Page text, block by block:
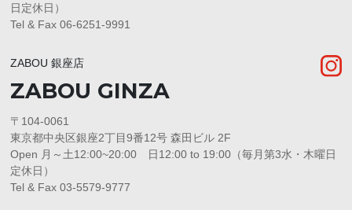
日定休日）
Tel & Fax 06-6251-9991
ZABOU 銀座店
ZABOU GINZA
〒104-0061
東京都中央区銀座2丁目9番12号 森田ビル 2F
Open 月～土12:00~20:00 日12:00 to 19:00（毎月第3水・木曜日
定休日）
Tel & Fax 03-5579-9777